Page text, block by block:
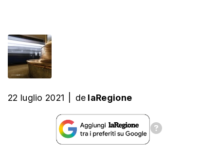
22 luglio 2021 de laRegione